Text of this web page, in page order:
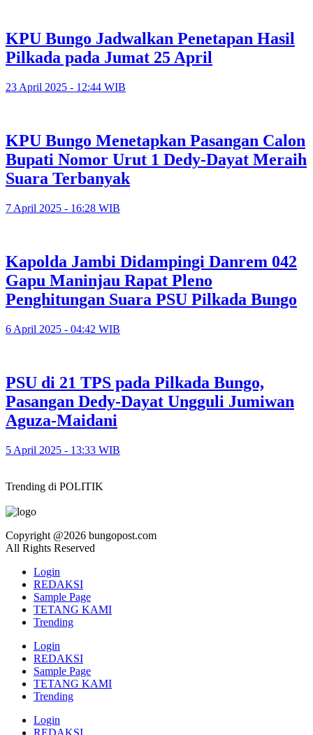
KPU Bungo Jadwalkan Penetapan Hasil
Pilkada pada Jumat 25 April
23 April 2025 - 12:44 WIB
KPU Bungo Menetapkan Pasangan Calon
Bupati Nomor Urut 1 Dedy-Dayat Meraih
Suara Terbanyak
7 April 2025 - 16:28 WIB
Kapolda Jambi Didampingi Danrem 042
Gapu Maninjau Rapat Pleno
Penghitungan Suara PSU Pilkada Bungo
6 April 2025 - 04:42 WIB
PSU di 21 TPS pada Pilkada Bungo,
Pasangan Dedy-Dayat Ungguli Jumiwan
Aguza-Maidani
5 April 2025 - 13:33 WIB
Trending di POLITIK
Copyright @2026 bungopost.com
All Rights Reserved
Login
REDAKSI
Sample Page
TETANG KAMI
Trending
Login
REDAKSI
Sample Page
TETANG KAMI
Trending
Login
REDAKSI